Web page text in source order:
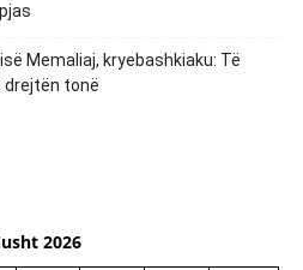
Memaliaj, kryebashkiaku: Të
drejtën tonë
2026